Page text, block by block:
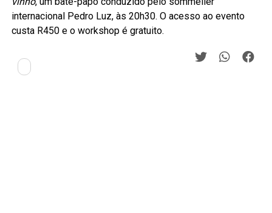
internacional Pedro Luz, às 20h30. O acesso ao evento
custa R450 e o workshop é gratuito.